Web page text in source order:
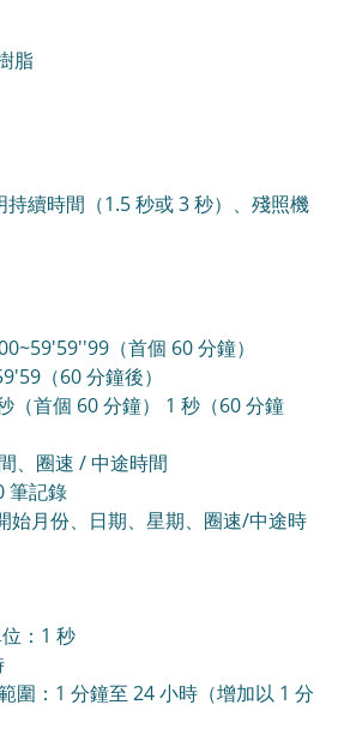
脂
持續時間（1.5 秒或 3 秒）、殘照機
（首個 60 分鐘）
（60 分鐘後）
（首個 60 分鐘） 1 秒（60 分鐘
、圈速 / 中途時間
筆記錄
始月份、日期、星期、圈速/中途時
：1 秒
圍：1 分鐘至 24 小時（增加以 1 分